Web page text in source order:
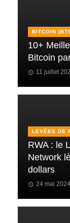
BITCOIN
10+
Bitcoin
11 juillet
LEVÉES DE
RWA : le
Network
dollars
24 mai 2024